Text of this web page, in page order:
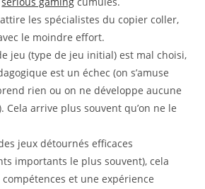
les spécialistes du copier coller,
le moindre effort.
jeu (type de jeu initial) est mal choisi,
est un échec (on s’amuse
rien ou on ne développe aucune
Cela arrive plus souvent qu’on ne le
jeux détournés efficaces
importants le plus souvent), cela
compétences et une expérience